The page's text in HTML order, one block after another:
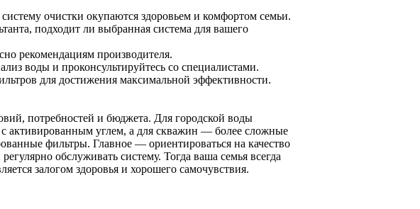
очистки окупаются здоровьем и комфортом семьи.
подходит ли выбранная система для вашего
рекомендациям производителя.
воды и проконсультируйтесь со специалистами.
для достижения максимальной эффективности.
потребностей и бюджета. Для городской воды
активированным углем, а для скважин — более сложные
фильтры. Главное — ориентироваться на качество
обслуживать систему. Тогда ваша семья всегда
залогом здоровья и хорошего самочувствия.